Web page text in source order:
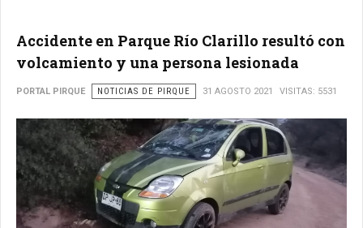
Accidente en Parque Río Clarillo resultó con
volcamiento y una persona lesionada
PORTAL PIRQUE NOTICIAS DE PIRQUE 31 AGOSTO 2021 VISITAS: 5531